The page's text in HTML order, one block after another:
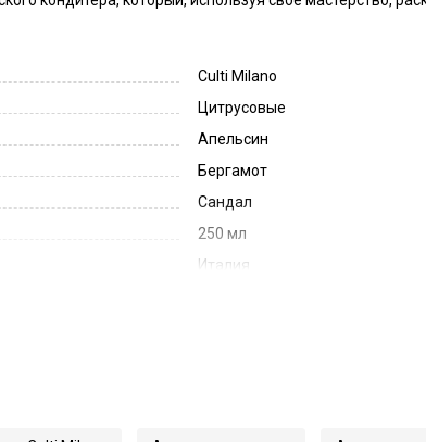
Culti Milano
Цитрусовые
Апельсин
Бергамот
Сандал
250 мл
Италия